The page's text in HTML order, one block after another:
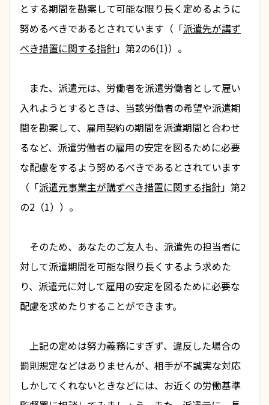
とする期間を勘案して可能な限り長く定めるように
努めるべきであるとされています（「派遣先が講ず
べき措置に関する指針」第2の6(1)）。
また、派遣元は、労働者を派遣労働者として雇い
入れようとするときは、当該労働者の希望や派遣期
間を勘案して、雇用契約の期間を派遣期間と合わせ
るなど、派遣労働者の雇用の安定を図るために必要
な配慮をするよう努めるべきであるとされています
（「派遣元事業主が講ずべき措置に関する指針」第2
の2（1））。
そのため、あなたのご友人も、派遣先の担当者に
対して派遣期間を可能な限り長くするよう求めた
り、派遣元に対して雇用の安定を図るために必要な
配慮を求めたりすることができます。
上記の定めは努力義務にすぎず、違反した場合の
罰則規定などはありませんが、相手が不誠実な対応
しかしてくれないときなどには、お近くの労働基準